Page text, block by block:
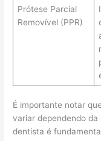
Prótese Parcial
Removível (PPR)
É importante notar
variar dependendo
dentista é